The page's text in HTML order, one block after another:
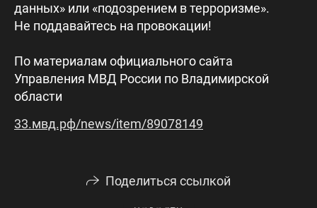
данных» или «подозрением в терроризме».
Не поддавайтесь на провокации!
По материалам официального сайта
Управления МВД России по Владимирской
области
33.мвд.рф/news/item/89078149
Поделиться ссылкой